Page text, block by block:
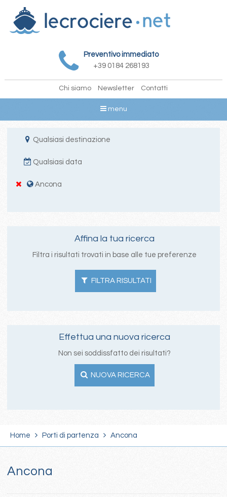
Preventivo immediato
+39 0184 268193
Chi siamo Newsletter Contatti
menu
Qualsiasi destinazione
Qualsiasi data
Ancona
Affina la tua ricerca
Filtra i risultati trovati in base alle tue preferenze
FILTRA RISULTATI
Effettua una nuova ricerca
Non sei soddissfatto dei risultati?
NUOVA RICERCA
Home Porti di partenza Ancona
Ancona